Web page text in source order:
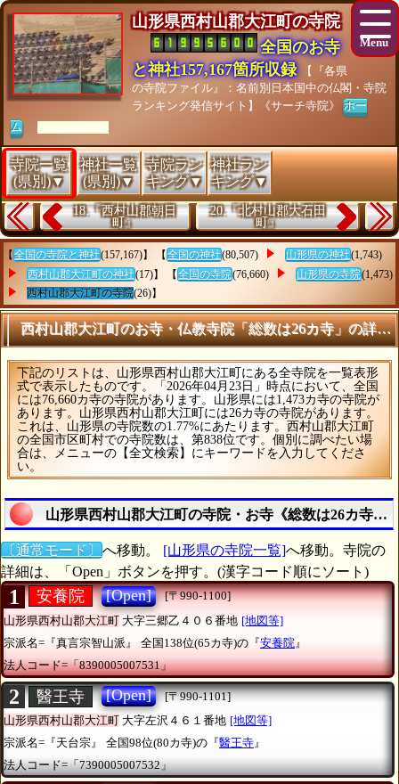
山形県西村山郡大江町の寺院
全国のお寺
と神社157,167箇所収録
【『各県
の寺院ファイル』：名前別日本国中の仏閣・寺院
ランキング発信サイト】《サーチ寺院》ホー
ム
[As of 26/07/28]
寺院一覧
(県別)▼
神社一覧
(県別)▼
寺院ラン
キング▼
神社ラン
キング▼
18.『西村山郡朝日
町』
20.『北村山郡大石田
町』
【 全国の寺院と神社(157,167)】 【 全国の神社(80,507) 山形県の神社(1,743)
西村山郡大江町の神社(17)】 【 全国の寺院(76,660) 山形県の寺院(1,473)
西村山郡大江町の寺院(26)】
西村山郡大江町のお寺・仏教寺院「総数は26カ寺」の詳細
下記のリストは、山形県西村山郡大江町にある全寺院を一覧表形
式で表示したものです。「2026年04月23日」時点において、全国
には76,660カ寺の寺院があります。山形県には1,473カ寺の寺院が
あります。山形県西村山郡大江町には26カ寺の寺院があります。
これは、山形県の寺院数の1.77%にあたります。西村山郡大江町
の全国市区町村での寺院数は、第838位です。個別に調べたい場
合は、メニューの【全文検索】にキーワードを入力してくださ
い。
山形県西村山郡大江町の寺院・お寺《総数は26カ寺》
〔通常モード〕 へ移動。 [山形県の寺院一覧]へ移動。寺院の
詳細は、「Open」ボタンを押す。(漢字コード順にソート)
1 安養院 [Open]
[〒990-1100]
山形県西村山郡大江町 大字三郷乙４０６番地 [地図等]
宗派名=『真言宗智山派』
全国138位(65カ寺)の『安養院 』
法人コード=「8390005007531」
2 醫王寺 [Open]
[〒990-1101]
山形県西村山郡大江町 大字左沢４６１番地 [地図等]
宗派名=『天台宗』
全国98位(80カ寺)の『醫王寺』
法人コード=「7390005007532」